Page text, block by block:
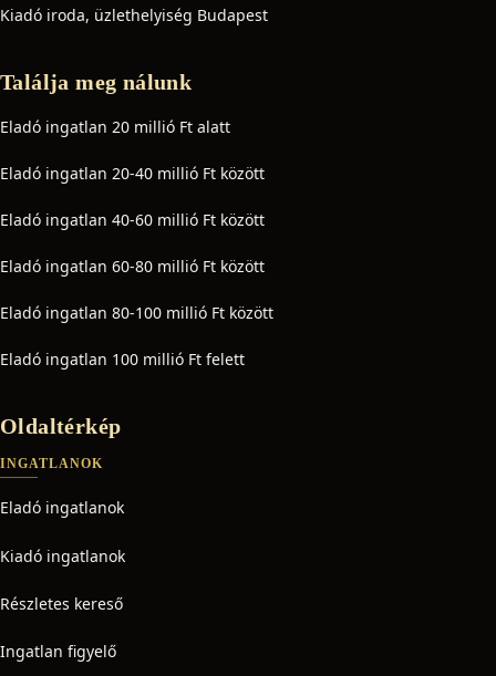
Kiadó iroda, üzlethelyiség Budapest
Találja meg nálunk
Eladó ingatlan 20 millió Ft alatt
Eladó ingatlan 20-40 millió Ft között
Eladó ingatlan 40-60 millió Ft között
Eladó ingatlan 60-80 millió Ft között
Eladó ingatlan 80-100 millió Ft között
Eladó ingatlan 100 millió Ft felett
Oldaltérkép
INGATLANOK
Eladó ingatlanok
Kiadó ingatlanok
Részletes kereső
Ingatlan figyelő